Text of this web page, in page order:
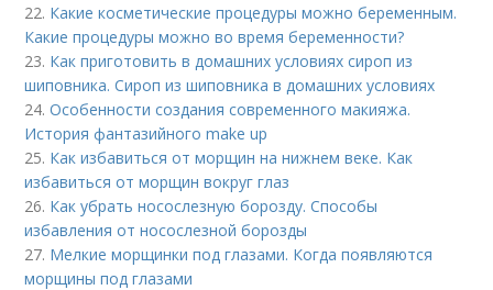
22. Какие косметические процедуры можно беременным.
Какие процедуры можно во время беременности?
23. Как приготовить в домашних условиях сироп из
шиповника. Сироп из шиповника в домашних условиях
24.Особенности создания современного макияжа.
История фантазийного make up
25. Как избавиться от морщин на нижнем веке. Как
избавиться от морщин вокруг глаз
26. Как убрать носослезную борозду. Способы
избавления от носослезной борозды
27. Мелкие морщинки под глазами. Когда появляются
морщины под глазами